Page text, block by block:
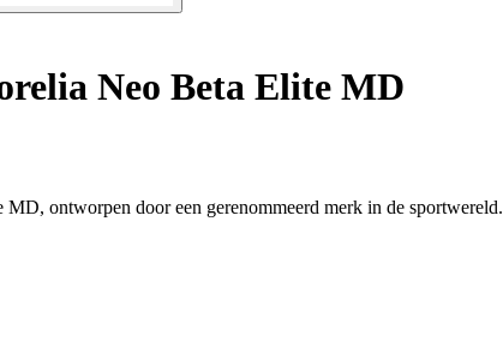
Neo Beta Elite MD
ontworpen door een gerenommeerd merk in de sportwereld.